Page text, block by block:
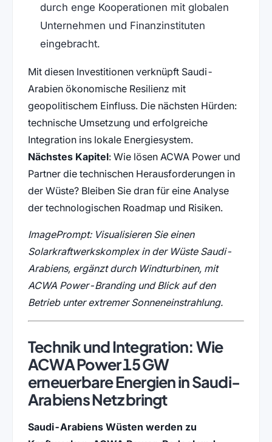
durch enge Kooperationen mit globalen
Unternehmen und Finanzinstituten
eingebracht.
Mit diesen Investitionen verknüpft Saudi-
Arabien ökonomische Resilienz mit
geopolitischem Einfluss. Die nächsten Hürden:
technische Umsetzung und erfolgreiche
Integration ins lokale Energiesystem.
Nächstes Kapitel: Wie lösen ACWA Power und
Partner die technischen Herausforderungen in
der Wüste? Bleiben Sie dran für eine Analyse
der technologischen Roadmap und Risiken.
ImagePrompt: Visualisieren Sie einen
Solarkraftwerkskomplex in der Wüste Saudi-
Arabiens, ergänzt durch Windturbinen, mit
ACWA Power-Branding und Blick auf den
Betrieb unter extremer Sonneneinstrahlung.
Technik und Integration: Wie
ACWA Power 15 GW
erneuerbare Energien in Saudi-
Arabiens Netz bringt
Saudi-Arabiens Wüsten werden zu